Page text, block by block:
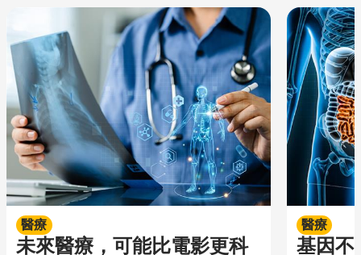
醫療
未來醫療，可能比電影更科
醫療
基因不是命運